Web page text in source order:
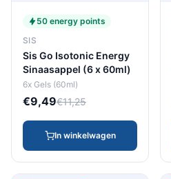
50 energy points
SIS
Sis Go Isotonic Energy
Sinaasappel (6 x 60ml)
6x Gels (60ml)
€9,49€11,25
In winkelwagen